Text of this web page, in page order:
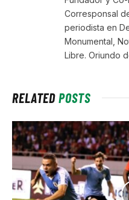
Corresponsal
periodista en
Monumental,
Libre. Oriundo
RELATEDPOSTS